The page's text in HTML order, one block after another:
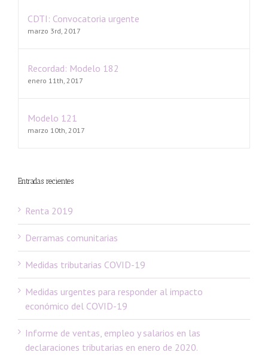
CDTI: Convocatoria urgente
marzo 3rd, 2017
Recordad: Modelo 182
enero 11th, 2017
Modelo 121
marzo 10th, 2017
Entradas recientes
Renta 2019
Derramas comunitarias
Medidas tributarias COVID-19
Medidas urgentes para responder al impacto
económico del COVID-19
Informe de ventas, empleo y salarios en las
declaraciones tributarias en enero de 2020.